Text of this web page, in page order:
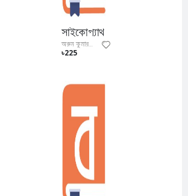
সাইকোপ্যাথ
অরুন কুমার বিশ্বাস
৳225